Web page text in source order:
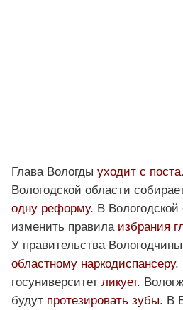
Глава Вологды уходит с поста
Вологодской области
одну реформу. В Вологодской
изменить правила избрания
У правительства
областному наркодиспансеру.
госуниверситет ликует.
будут протезировать зубы. В